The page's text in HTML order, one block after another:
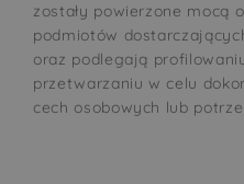
zostały powierzone mocą
podmiotów
oraz podlegają
przetwarzaniu w celu
cech osobowych lub